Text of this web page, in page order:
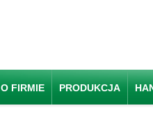
O FIRMIE PRODUKCJA